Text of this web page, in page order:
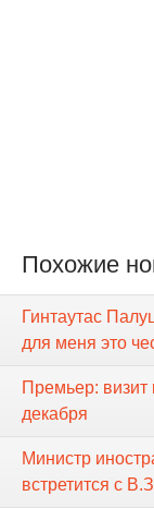
Похожие
Гинтаутас
для меня это
Премьер: визит
декабря
Министр
встретится с